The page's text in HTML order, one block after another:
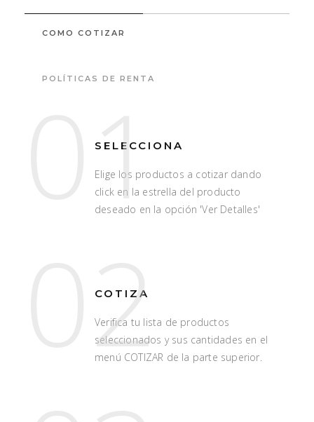
COMO COTIZAR
POLÍTICAS DE RENTA
01
SELECCIONA
Elige los productos a cotizar dando
click en la estrella del producto
deseado en la opción 'Ver Detalles'
02
COTIZA
Verifica tu lista de productos
seleccionados y sus cantidades en el
menú COTIZAR de la parte superior.